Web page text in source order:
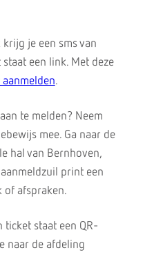
je een sms van
een link. Met deze
.
te melden? Neem
mee. Ga naar de
hal van Bernhoven,
print een
of afspraken.
ticket staat een QR-
naar de afdeling